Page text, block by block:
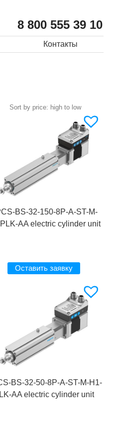
8 800 555 39 10
Контакты
BS-32-150-8P-A-ST-M-
AA electric cylinder unit
Оставить заявку
BS-32-50-8P-A-ST-M-H1-
AA electric cylinder unit